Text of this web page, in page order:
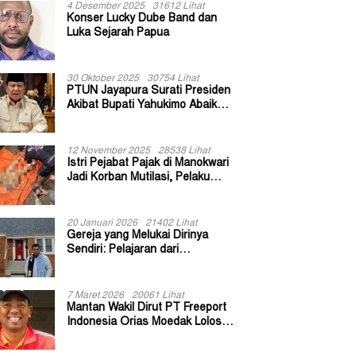
4 Desember 2025 31612 Lihat
Konser Lucky Dube Band dan
Luka Sejarah Papua
30 Oktober 2025 30754 Lihat
PTUN Jayapura Surati Presiden
Akibat Bupati Yahukimo Abaikan
12 November 2025 28538 Lihat
Istri Pejabat Pajak di Manokwari
Jadi Korban Mutilasi, Pelaku
20 Januari 2026 21402 Lihat
Gereja yang Melukai Dirinya
Sendiri: Pelajaran dari
7 Maret 2026 20061 Lihat
Mantan Wakil Dirut PT Freeport
Indonesia Orias Moedak Lolos